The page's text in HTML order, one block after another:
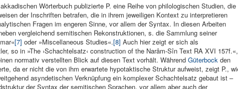
Wörterbuch publizierte P. eine Reihe von philologischen Studien, die
der Inschriften betrafen, die in ihrem jeweiligen Kontext zu interpretieren
Fragen im engeren Sinne, vor allem der Syntax. In diesen Arbeiten
vergleichend semitischen Rekonstruktionen, s. die Sammlung seiner
[7] oder »Miscellaneous Studies«.[8] Auch hier zeigt er sich als
so in »The ›Schachtelsatz‹ construction of the Narâm-Sîn Text RA XVI 157f.«,
normativ verstellten Blick auf diesen Text vorhält. Während Güterbock den
da er nicht die von ihm erwartete hypotaktische Struktur aufweist, zeigt P.,
asyndetischen Verknüpfung ein komplexer Schachtelsatz gebaut ist –
der Syntax der semitischen Sprachen, vor allem aber auch der